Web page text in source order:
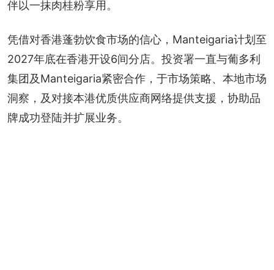
伴以一抹肉桂粉享用。
凭借对香港蓬勃饮食市场的信心，Manteigaria计划至
2027年底在香港开设6间分店。投资署一直与葡多利
集团及Manteigaria紧密合作，于市场策略、本地市场
洞察，及对接本港优质供应商网络提供支援，协助品
牌成功登陆并扩展业务。